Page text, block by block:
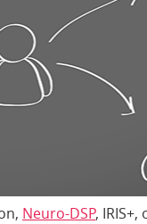
Neuro-DSP,